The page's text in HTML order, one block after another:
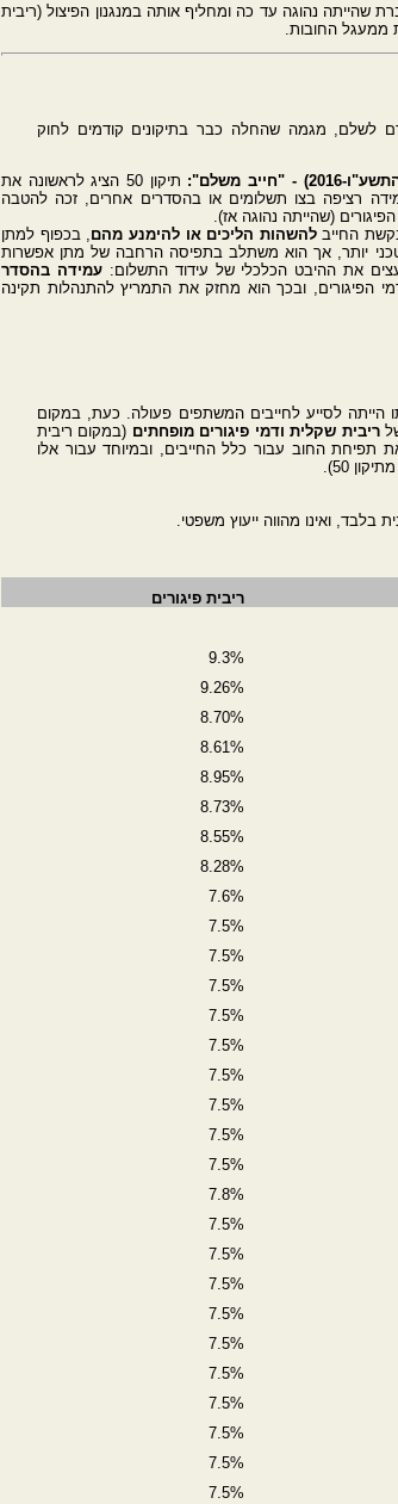
שהייתה נהוגה עד כה ומחליף אותה במנגנון הפיצול (ריבית
ממעגל החובות.
לשלם, מגמה שהחלה כבר בתיקונים קודמים לחוק
תיקון 50 הציג לראשונה את
רציפה בצו תשלומים או בהסדרים אחרים, זכה להטבה
(שהייתה נהוגה אז).
החייבלהשהות הליכים או להימנע מהם , בכפוף למתן
יותר, אך הוא משתלב בתפיסה הרחבה של מתן אפשרות
את ההיבט הכלכלי של עידוד התשלום:עמידה בהסדר
הפיגורים, ובכך הוא מחזק את התמריץ להתנהלות תקינה
של רוח תיקון 50, שמטרתו הייתה לסייע לחייבים המשתפים פעולה. כעת, במקום
ריבית שקלית ודמי פיגורים מופחתים (במקום ריבית
תפיחת החוב עבור כלל החייבים, ובמיוחד עבור אלו
50).
ואינו מהווה ייעוץ משפטי.
ריבית פיגורים
9.3%
9.26%
8.70%
8.61%
8.95%
8.73%
8.55%
8.28%
7.6%
7.5%
7.5%
7.5%
7.5%
7.5%
7.5%
7.5%
7.5%
7.5%
7.8%
7.5%
7.5%
7.5%
7.5%
7.5%
7.5%
7.5%
7.5%
7.5%
7.5%